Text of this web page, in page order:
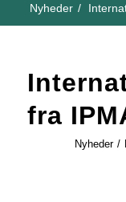
Nyheder /
fra
Nyheder /